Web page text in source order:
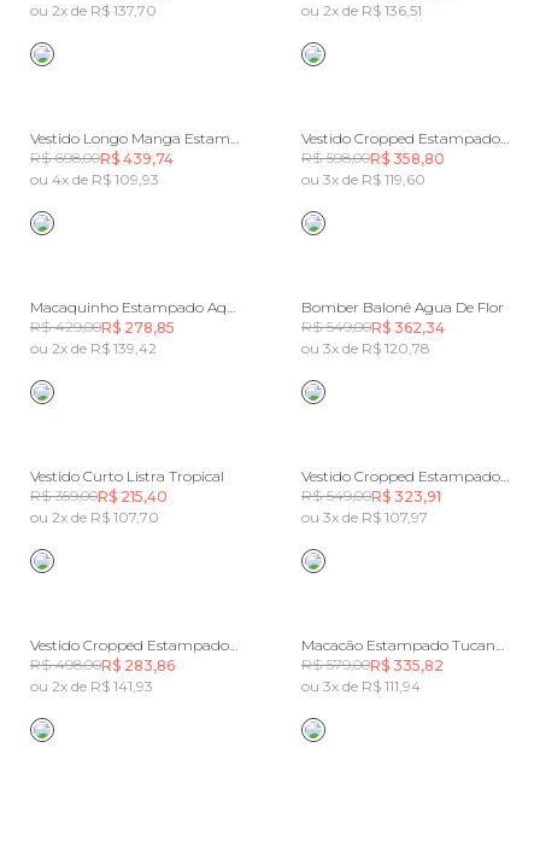
ou 2x de R$ 137,70
ou 2x de R$ 136,51
Vestido Longo Manga Estampado Paisagem Rio
R$ 698,00R$ 439,74
ou 4x de R$ 109,93
Vestido Cropped Estampado Água De Flor
R$ 598,00R$ 358,80
ou 3x de R$ 119,60
Macaquinho Estampado Aquaflora
R$ 429,00R$ 278,85
ou 2x de R$ 139,42
Bomber Balonê Agua De Flor
R$ 549,00R$ 362,34
ou 3x de R$ 120,78
Vestido Curto Listra Tropical
R$ 359,00R$ 215,40
ou 2x de R$ 107,70
Vestido Cropped Estampado Lola Buquê
R$ 549,00R$ 323,91
ou 3x de R$ 107,97
Vestido Cropped Estampado Rio Clássico
R$ 498,00R$ 283,86
ou 2x de R$ 141,93
Macacão Estampado Tucanário
R$ 579,00R$ 335,82
ou 3x de R$ 111,94